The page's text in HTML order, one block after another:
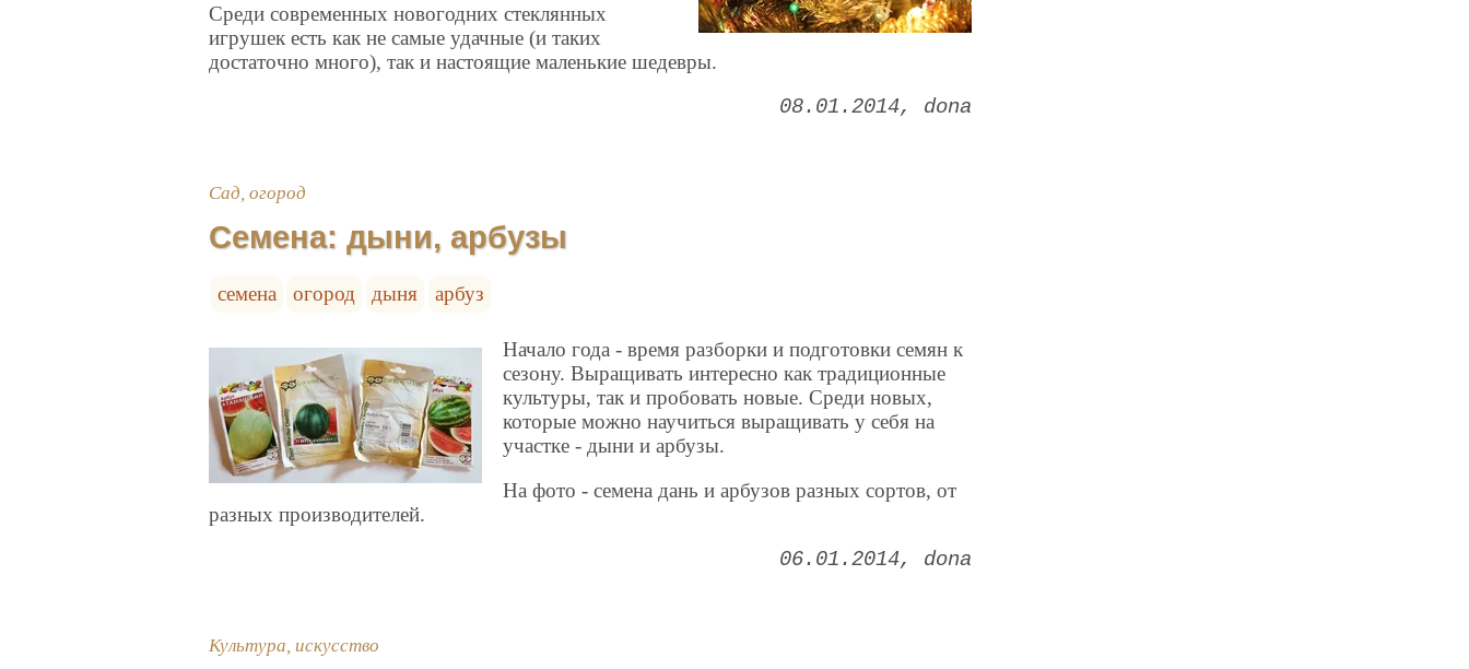
Среди современных новогодних стеклянных
игрушек есть как не самые удачные (и таких
достаточно много), так и настоящие маленькие шедевры.
08.01.2014 dona
Сад, огород
Семена: дыни, арбузы
семена огород дыня арбуз
Начало года - время разборки и подготовки семян к
сезону. Выращивать интересно как традиционные
культуры, так и пробовать новые. Среди новых,
которые можно научиться выращивать у себя на
участке - дыни и арбузы.
На фото - семена дань и арбузов разных сортов, от
разных производителей.
06.01.2014 dona
Культура, искусство